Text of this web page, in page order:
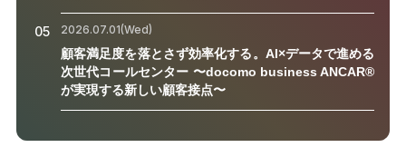
05 2026.07.01(Wed)
顧客満足度を落とさず効率化する。AI×データで進める
次世代コールセンター 〜docomo business ANCAR®
が実現する新しい顧客接点〜